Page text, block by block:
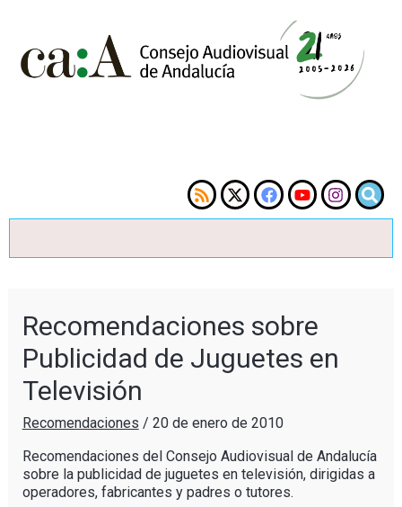
Recomendaciones sobre
Publicidad de Juguetes en
Televisión
Recomendaciones / 20 de enero de 2010
Recomendaciones del Consejo Audiovisual de Andalucía
sobre la publicidad de juguetes en televisión, dirigidas a
operadores, fabricantes y padres o tutores.